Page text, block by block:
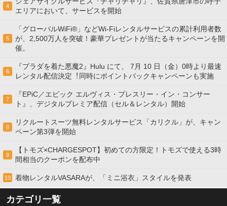
4
エリアにおいて、サービスを開始
5
「グローバルWiFi®」などWi-Fiレンタルサービスの累計利用者数
が、2,500万人を突破！豪華プレゼントが当たるキャンペーンを開
催。
6
『プラダを着た悪魔2』Hulu にて、 7⽉ 10 ⽇（金）0時より最速
レンタル配信決定︕同時にポイントバックキャンペーンも実施
7
『EPiC／エピック エルヴィス・プレスリー・イン・コンサー
ト』、デジタルプレミア配信（セル＆レンタル）開始
8
リクルートスーツ無料レンタルサービス「カリクル」が、キャン
ペーン第3弾を開始
9
【トモズ×CHARGESPOT】初めての方限定！トモズで使える3時
間相当のクーポンを配布中
10 着物レンタルVASARAが、「ミニ浴衣」スタイルを発表
カテゴリ一覧